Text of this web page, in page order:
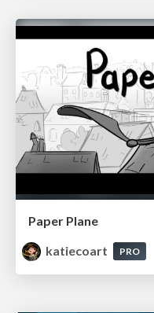
Paper Plane
katiecoart
PRO